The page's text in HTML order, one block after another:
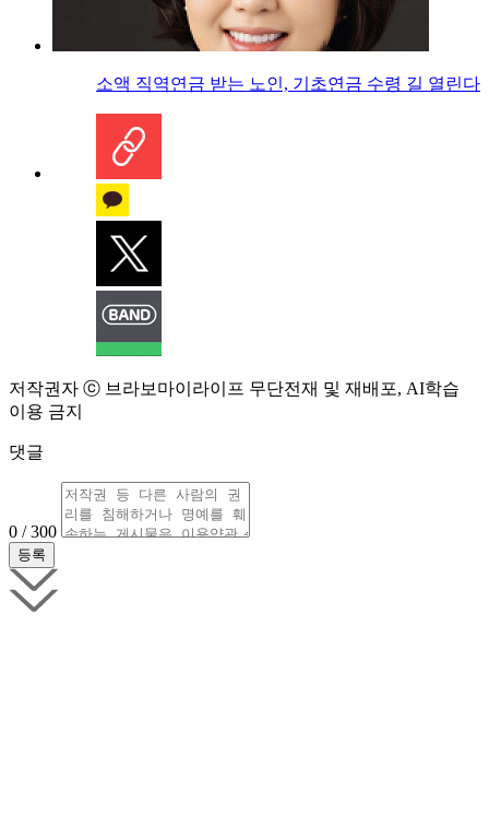
소액 직역연금 받는 노인, 기초연금 수령 길 열린다
저작권자 ⓒ 브라보마이라이프 무단전재 및 재배포, AI학습
이용 금지
댓글
0 / 300